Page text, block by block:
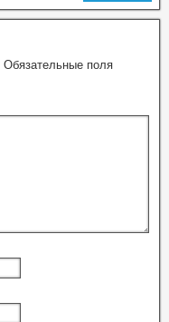
Обязательные поля